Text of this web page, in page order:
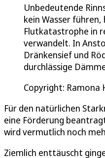
Unbedeutende
kein Wasser führen,
Flutkatastrophe in
verwandelt. In
Dränkensief und
durchlässige
Copyright: Ramona
Für den natürlichen
eine Förderung
wird vermutlich noch
Ziemlich enttäuscht